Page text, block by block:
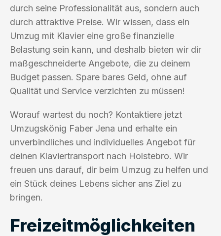
durch seine Professionalität aus, sondern auch
durch attraktive Preise. Wir wissen, dass ein
Umzug mit Klavier eine große finanzielle
Belastung sein kann, und deshalb bieten wir dir
maßgeschneiderte Angebote, die zu deinem
Budget passen. Spare bares Geld, ohne auf
Qualität und Service verzichten zu müssen!
Worauf wartest du noch? Kontaktiere jetzt
Umzugskönig Faber Jena und erhalte ein
unverbindliches und individuelles Angebot für
deinen Klaviertransport nach Holstebro. Wir
freuen uns darauf, dir beim Umzug zu helfen und
ein Stück deines Lebens sicher ans Ziel zu
bringen.
Freizeitmöglichkeiten